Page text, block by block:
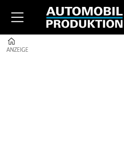
ANZEIGE
ANZEIGE